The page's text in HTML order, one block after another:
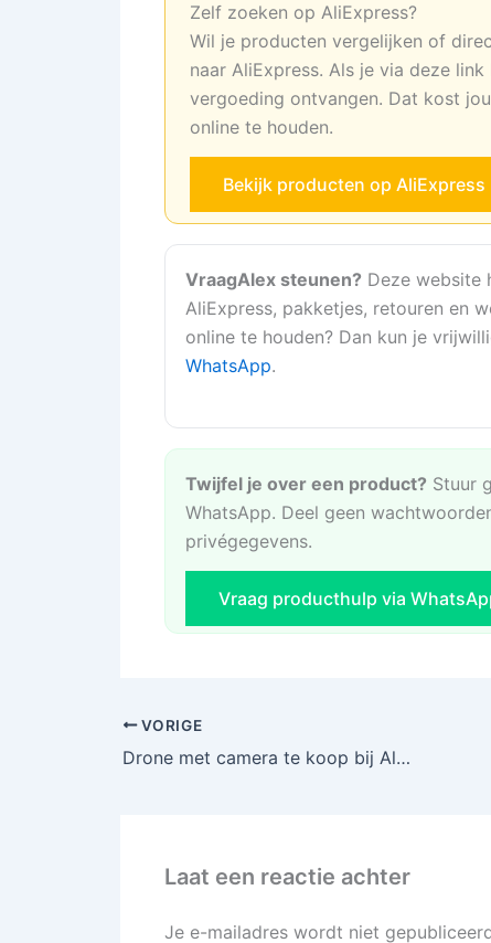
Zelf zoeken op AliExpress?
Wil je producten vergelijken of
naar AliExpress. Als je via deze
vergoeding ontvangen. Dat kost
online te houden.
Bekijk producten op AliExpress
VraagAlex steunen? Deze website
AliExpress, pakketjes, retouren en
online te houden? Dan kun je
WhatsApp.
Twijfel je over een product? Stuur
WhatsApp. Deel geen
privégegevens.
Vraag producthulp via
VORIGE
Drone met camera te koop bij AliExpress
Laat een reactie achter
Je e-mailadres wordt niet